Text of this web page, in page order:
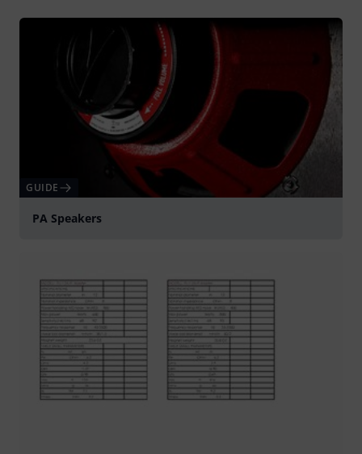
GUIDE
PA Speakers